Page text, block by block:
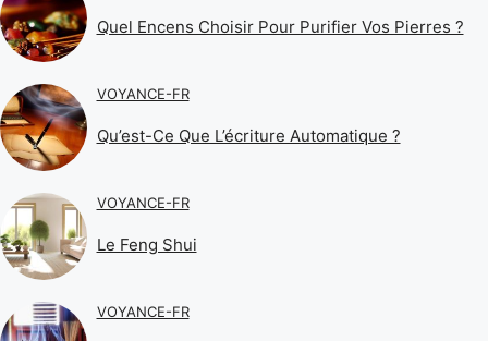
Quel Encens Choisir Pour Purifier Vos Pierres ?
VOYANCE-FR
Qu’est-Ce Que L’écriture Automatique ?
VOYANCE-FR
Le Feng Shui
VOYANCE-FR